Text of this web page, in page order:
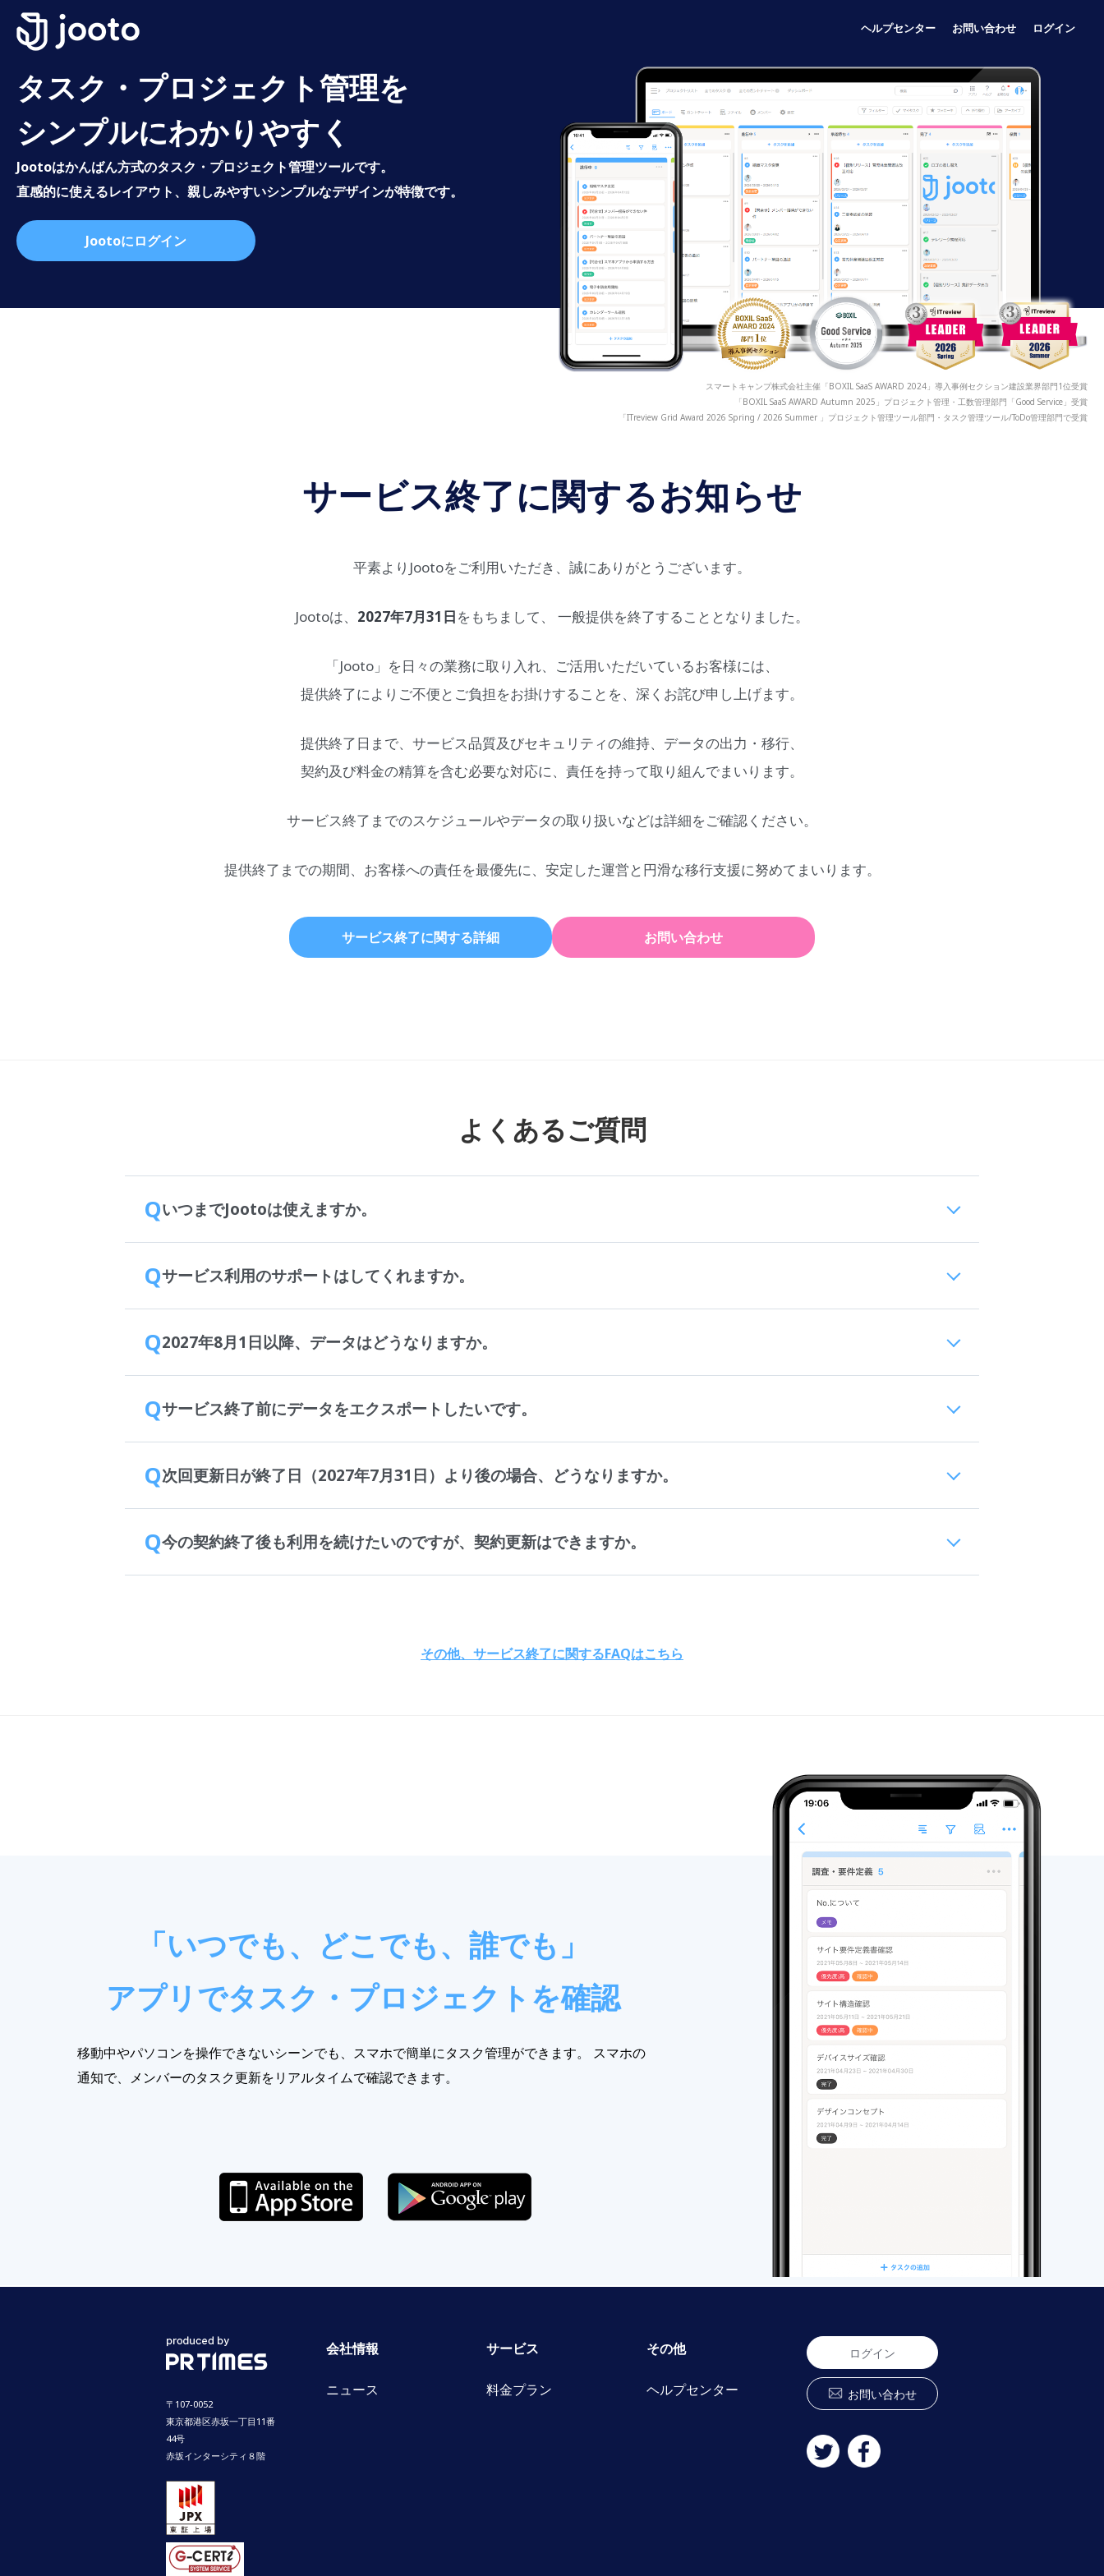
ヘルプセンター お問い合わせ ログイン
タスク・プロジェクト管理を
シンプルにわかりやすく
Jootoはかんばん方式のタスク・プロジェクト管理ツールです。
直感的に使えるレイアウト、親しみやすいシンプルなデザインが特徴です。
Jootoにログイン
スマートキャンプ株式会社主催「BOXIL SaaS AWARD 2024」導入事例セクション建設業界部門1位受賞
「BOXIL SaaS AWARD Autumn 2025」プロジェクト管理・工数管理部門「Good Service」受賞
「ITreview Grid Award 2026 Spring / 2026 Summer 」プロジェクト管理ツール部門・タスク管理ツール/ToDo管理部門で受賞
サービス終了に関するお知らせ
平素よりJootoをご利用いただき、誠にありがとうございます。
Jootoは、 2027年7月31日をもちまして、 一般提供を終了することとなりました。
「Jooto」を日々の業務に取り入れ、ご活用いただいているお客様には、
提供終了によりご不便とご負担をお掛けすることを、深くお詫び申し上げます。
提供終了日まで、サービス品質及びセキュリティの維持、データの出力・移行、
契約及び料金の精算を含む必要な対応に、責任を持って取り組んでまいります。
サービス終了までのスケジュールやデータの取り扱いなどは詳細をご確認ください。
提供終了までの期間、お客様への責任を最優先に、安定した運営と円滑な移行支援に努めてまいります。
サービス終了に関する詳細 お問い合わせ
よくあるご質問
QいつまでJootoは使えますか。
Qサービス利用のサポートはしてくれますか。
Q2027年8月1日以降、データはどうなりますか。
Qサービス終了前にデータをエクスポートしたいです。
Q次回更新日が終了日（2027年7月31日）より後の場合、どうなりますか。
Q今の契約終了後も利用を続けたいのですが、契約更新はできますか。
その他、サービス終了に関するFAQはこちら
「いつでも、どこでも、誰でも」
アプリでタスク・プロジェクトを確認
移動中やパソコンを操作できないシーンでも、スマホで簡単にタスク管理ができます。 スマホの
通知で、メンバーのタスク更新をリアルタイムで確認できます。
〒107-0052
東京都港区赤坂一丁目11番
44号
赤坂インターシティ８階
会社情報
ニュース
サービス
料金プラン
その他
ヘルプセンター
ログイン
お問い合わせ